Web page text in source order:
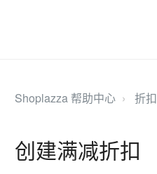
Shoplazza 帮助中心 折扣
创建满减折扣